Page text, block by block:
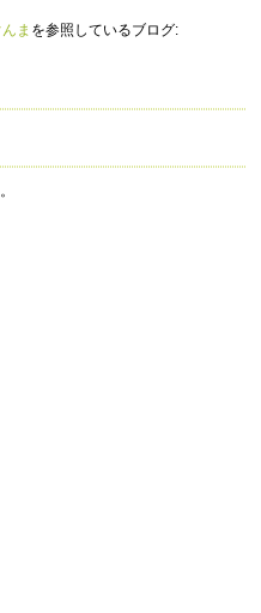
ま を参照しているブログ: